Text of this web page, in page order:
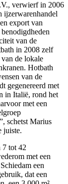
verwierf in 2006
ijzerwarenhandel
export van
van de
in 2008 zelf
de lokale
Hotbath
van de
gegenereerd met
in Italië, rond het
met een
schetst Marius
juiste.
7 tot 42
met een
een
dat een